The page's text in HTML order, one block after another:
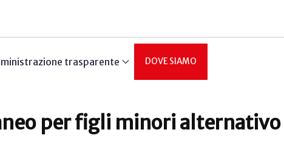
trasparente DOVE SIAMO
per figli minori alternativo